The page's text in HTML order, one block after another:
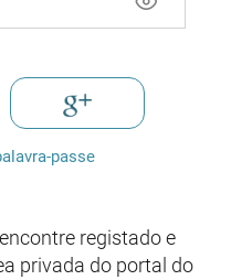
passe
registado e
privada do portal do